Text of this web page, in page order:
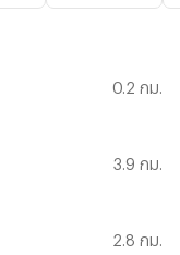
0.2 กม.
3.9 กม.
2.8 กม.